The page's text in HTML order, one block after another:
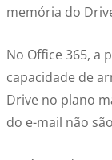
memória do
No Office 365, a
capacidade de
Drive no plano
do e-mail não